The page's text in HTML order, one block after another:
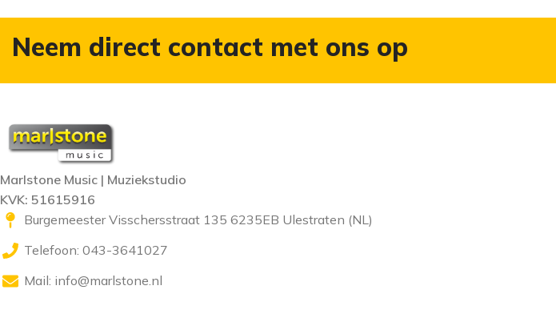
Neem direct contact met ons op
Marlstone Music | Muziekstudio
KVK: 51615916
Burgemeester Visschersstraat 135 6235EB Ulestraten (NL)
Telefoon: 043-3641027
Mail: info@marlstone.nl